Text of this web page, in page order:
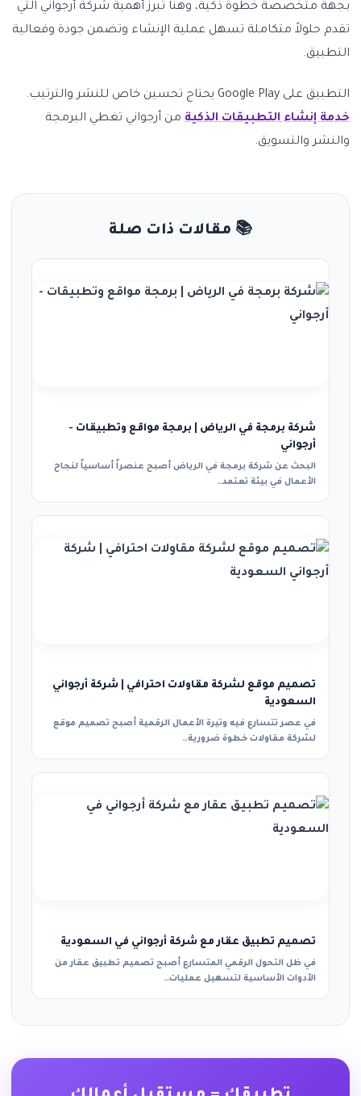
بجهة متخصصة خطوة ذكية، وهنا تبرز أهمية شركة أرجواني التي
تقدم حلولاً متكاملة تسهل عملية الإنشاء وتضمن جودة وفعالية
التطبيق.
التطبيق على Google Play يحتاج تحسين خاص للنشر والترتيب.
خدمة إنشاء التطبيقات الذكية من أرجواني تغطي البرمجة
والنشر والتسويق.
📚 مقالات ذات صلة
شركة برمجة في الرياض | برمجة مواقع وتطبيقات -
أرجواني
البحث عن شركة برمجة في الرياض أصبح عنصراً أساسياً لنجاح
الأعمال في بيئة تعتمد…
تصميم موقع لشركة مقاولات احترافي | شركة أرجواني
السعودية
في عصر تتسارع فيه وتيرة الأعمال الرقمية أصبح تصميم موقع
لشركة مقاولات خطوة ضرورية…
تصميم تطبيق عقار مع شركة أرجواني في السعودية
في ظل التحول الرقمي المتسارع أصبح تصميم تطبيق عقار من
الأدوات الأساسية لتسهيل عمليات…